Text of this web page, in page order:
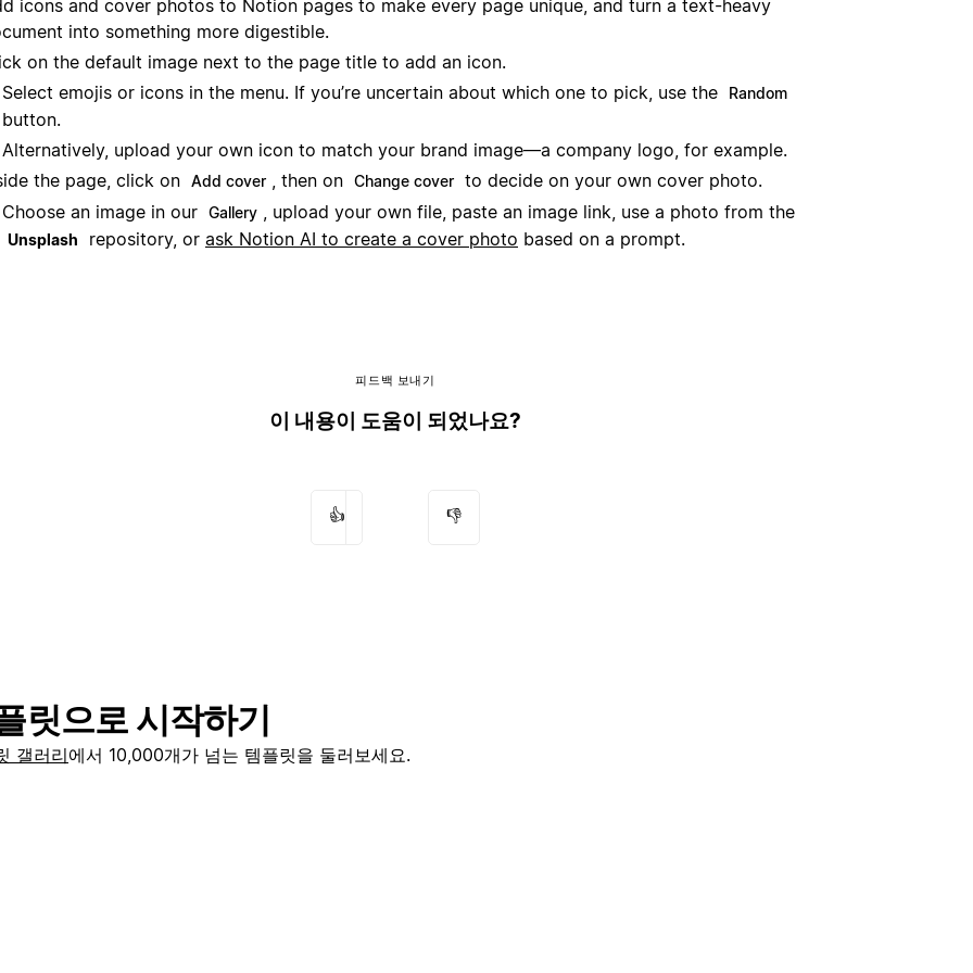
icons and cover photos to Notion pages to make every page unique, and turn a text-heavy
into something more digestible.
on the default image next to the page title to add an icon.
Select emojis or icons in the menu. If you’re uncertain about which one to pick, use the
Random
button.
Alternatively, upload your own icon to match your brand image—a company logo, for example.
the page, click on Add cover , then on Change cover to decide on your own cover photo.
Choose an image in our Gallery , upload your own file, paste an image link, use a photo from the
Unsplash repository, or ask Notion AI to create a cover photo based on a prompt.
피드백 보내기
이 내용이 도움이 되었나요?
👍 👎
릿으로 시작하기
갤러리에서 10,000개가 넘는 템플릿을 둘러보세요.